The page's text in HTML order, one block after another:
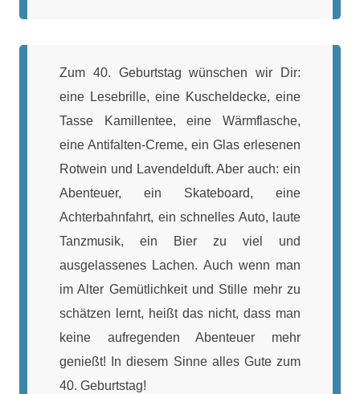
Zum 40. Geburtstag wünschen wir Dir:
eine Lesebrille, eine Kuscheldecke, eine
Tasse Kamillentee, eine Wärmflasche,
eine Antifalten-Creme, ein Glas erlesenen
Rotwein und Lavendelduft. Aber auch: ein
Abenteuer, ein Skateboard, eine
Achterbahnfahrt, ein schnelles Auto, laute
Tanzmusik, ein Bier zu viel und
ausgelassenes Lachen. Auch wenn man
im Alter Gemütlichkeit und Stille mehr zu
schätzen lernt, heißt das nicht, dass man
keine aufregenden Abenteuer mehr
genießt! In diesem Sinne alles Gute zum
40. Geburtstag!